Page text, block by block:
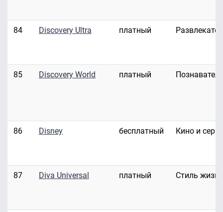
84 Discovery Ultra платный
85 Discovery World платный
86 Disney бесплатный Кино и
87 Diva Universal платный Стиль жизни